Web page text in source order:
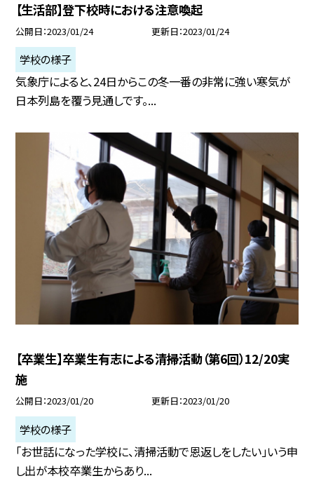
【生活部】登下校時における注意喚起
公開日 2023/01/24 更新日 2023/01/24
学校の様子
気象庁によると、24日からこの冬一番の非常に強い寒気が
日本列島を覆う見通しです。...
【卒業生】卒業生有志による清掃活動（第6回）12/20実
施
公開日 2023/01/20 更新日 2023/01/20
学校の様子
「お世話になった学校に、清掃活動で恩返しをしたい」いう申
し出が本校卒業生からあり...